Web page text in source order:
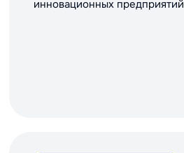
инновационных предприятий